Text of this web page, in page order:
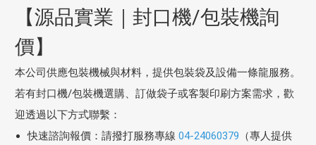
【源品實業｜封口機/包裝機詢
價】
本公司供應包裝機械與材料，提供包裝袋及設備一條龍服務。
若有封口機/包裝機選購、訂做袋子或客製印刷方案需求，歡
迎透過以下方式聯繫：
快速諮詢報價：請撥打服務專線 04-24060379 （專人提供